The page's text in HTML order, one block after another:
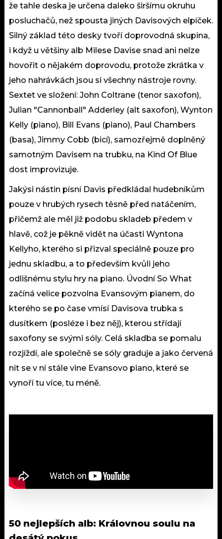
že tahle deska je určena daleko širšímu okruhu
posluchačů, než spousta jiných Davisových elpíček.
Silný základ této desky tvoří doprovodná skupina,
i když u většiny alb Milese Davise snad ani nelze
hovořit o nějakém doprovodu, protože zkrátka v
jeho nahrávkách jsou si všechny nástroje rovny.
Sextet ve složení: John Coltrane (tenor saxofon),
Julian "Cannonball" Adderley (alt saxofon), Wynton
Kelly (piano), Bill Evans (piano), Paul Chambers
(basa), Jimmy Cobb (bicí), samozřejmě doplněný
samotným Davisem na trubku, na Kind Of Blue
dost improvizuje.
Jakýsi nástin písní Davis předkládal hudebníkům
pouze v hrubých rysech těsně před natáčením,
přičemž ale měl již podobu skladeb předem v
hlavě, což je pěkně vidět na účasti Wyntona
Kellyho, kterého si přizval speciálně pouze pro
jednu skladbu, a to především kvůli jeho
odlišnému stylu hry na piano. Úvodní So What
začíná velice pozvolna Evansovým pianem, do
kterého se po čase vmísí Davisova trubka s
dusítkem (posléze i bez něj), kterou střídají
saxofony se svými sóly. Celá skladba se pomalu
rozjíždí, ale společně se sóly graduje a jako červená
nit se v ní stále vine Evansovo piano, které se
vynoří tu více, tu méně.
50 nejlepších alb: Královnou soulu na